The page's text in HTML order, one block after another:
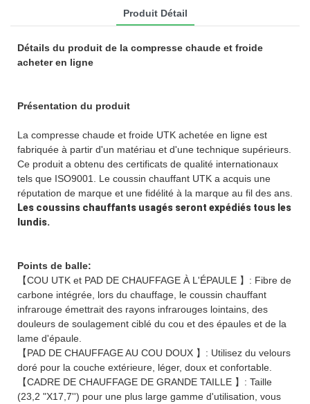
Produit Détail
Détails du produit de la compresse chaude et froide
acheter en ligne
Présentation du produit
La compresse chaude et froide UTK achetée en ligne est
fabriquée à partir d'un matériau et d'une technique supérieurs.
Ce produit a obtenu des certificats de qualité internationaux
tels que ISO9001. Le coussin chauffant UTK a acquis une
réputation de marque et une fidélité à la marque au fil des ans.
Les coussins chauffants usagés seront expédiés tous les
lundis.
Points de balle:
【COU UTK et PAD DE CHAUFFAGE À L'ÉPAULE 】: Fibre de
carbone intégrée, lors du chauffage, le coussin chauffant
infrarouge émettrait des rayons infrarouges lointains, des
douleurs de soulagement ciblé du cou et des épaules et de la
lame d'épaule.
【PAD DE CHAUFFAGE AU COU DOUX 】: Utilisez du velours
doré pour la couche extérieure, léger, doux et confortable.
【CADRE DE CHAUFFAGE DE GRANDE TAILLE 】: Taille
(23,2 "X17,7'') pour une plus large gamme d'utilisation, vous